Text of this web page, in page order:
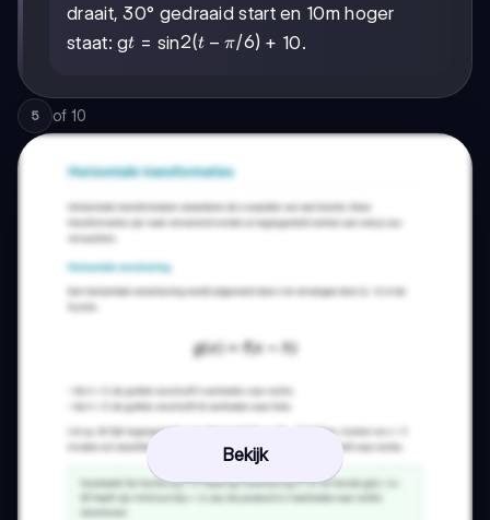
draait, 30° gedraaid start en 10m hoger
staat: gt
t = sin2(t
2(t − π/6) + 10.
5 of 10
Bekijk